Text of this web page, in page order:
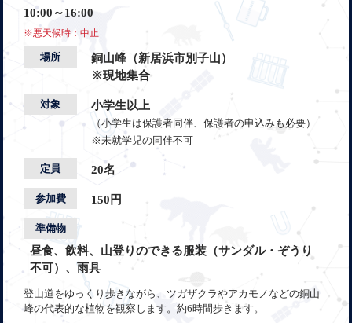
10:00～16:00
※悪天候時：中止
場所
銅山峰（新居浜市別子山）
※現地集合
対象 小学生以上
（小学生は保護者同伴、保護者の申込みも必要）
※未就学児の同伴不可
定員 20名
参加費 150円
準備物
昼食、飲料、山登りのできる服装（サンダル・ぞうり
不可）、雨具
登山道をゆっくり歩きながら、ツガザクラやアカモノなどの銅山
峰の代表的な植物を観察します。約6時間歩きます。